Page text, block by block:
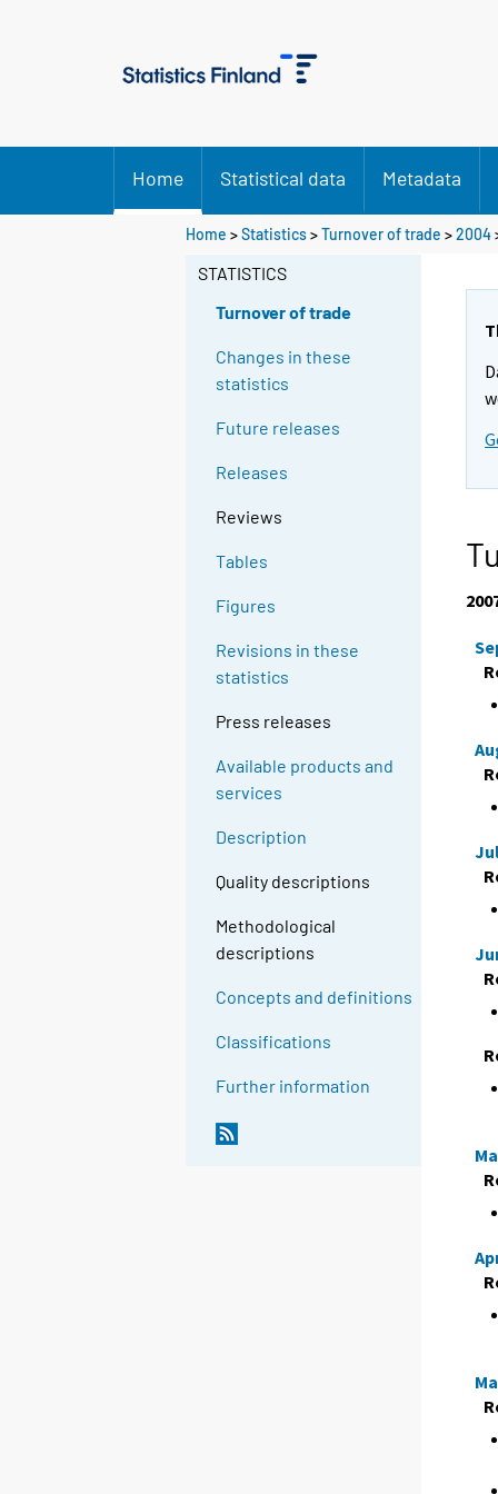
Home Statistical data Metadata
Home >Statistics>Turnover of trade >2004
STATISTICS
Turnover of trade
Changes in these
statistics
Future releases
Releases
Reviews
Tables
Figures
Revisions in these
statistics
Press releases
Available products and
services
Description
Quality descriptions
Methodological
descriptions
Concepts and definitions
Classifications
Further information